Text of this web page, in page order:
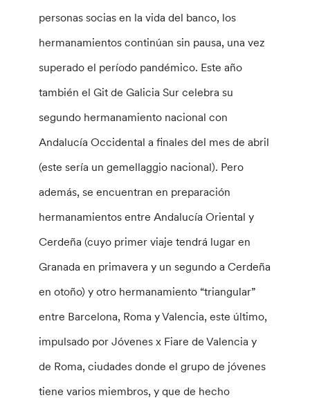
personas socias en la vida del banco, los
hermanamientos continúan sin pausa, una vez
superado el período pandémico. Este año
también el Git de Galicia Sur celebra su
segundo hermanamiento nacional con
Andalucía Occidental a finales del mes de abril
(este sería un gemellaggio nacional). Pero
además, se encuentran en preparación
hermanamientos entre Andalucía Oriental y
Cerdeña (cuyo primer viaje tendrá lugar en
Granada en primavera y un segundo a Cerdeña
en otoño) y otro hermanamiento “triangular”
entre Barcelona, Roma y Valencia, este último,
impulsado por Jóvenes x Fiare de Valencia y
de Roma, ciudades donde el grupo de jóvenes
tiene varios miembros, y que de hecho